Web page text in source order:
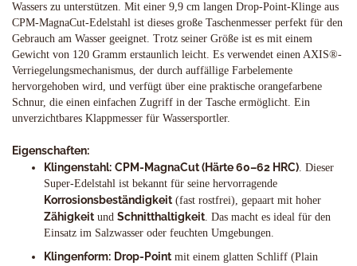
Wassers zu unterstützen. Mit einer 9,9 cm langen Drop-Point-Klinge aus
CPM-MagnaCut-Edelstahl ist dieses große Taschenmesser perfekt für den
Gebrauch am Wasser geeignet. Trotz seiner Größe ist es mit einem
Gewicht von 120 Gramm erstaunlich leicht. Es verwendet einen AXIS®-
Verriegelungsmechanismus, der durch auffällige Farbelemente
hervorgehoben wird, und verfügt über eine praktische orangefarbene
Schnur, die einen einfachen Zugriff in der Tasche ermöglicht. Ein
unverzichtbares Klappmesser für Wassersportler.
Eigenschaften:
Klingenstahl: CPM-MagnaCut (Härte 60–62 HRC). Dieser
Super-Edelstahl ist bekannt für seine hervorragende
Korrosionsbeständigkeit(fast rostfrei), gepaart mit hoher
Zähigkeitund Schnitthaltigkeit. Das macht es ideal für den
Einsatz im Salzwasser oder feuchten Umgebungen.
Klingenform: Drop-Pointmit einem glatten Schliff (Plain